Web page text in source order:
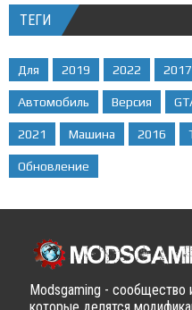
ТЕГИ
Для 2019 2022 2017
Автомобиль Версия
2021 Машина 2016
Обновление
Modsgaming - сообщество